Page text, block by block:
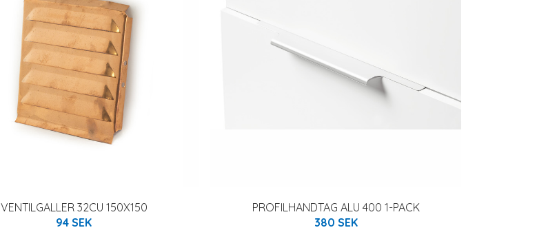
VENTILGALLER 32CU 150X150
94 SEK
PROFILHANDTAG ALU 400 1-PACK
380 SEK